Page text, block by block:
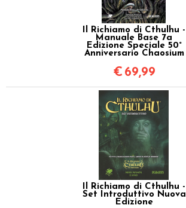
Il Richiamo di Cthulhu -
Manuale Base 7a
Edizione Speciale 50°
Anniversario Chaosium
€ 69,99
Il Richiamo di Cthulhu -
Set Introduttivo Nuova
Edizione